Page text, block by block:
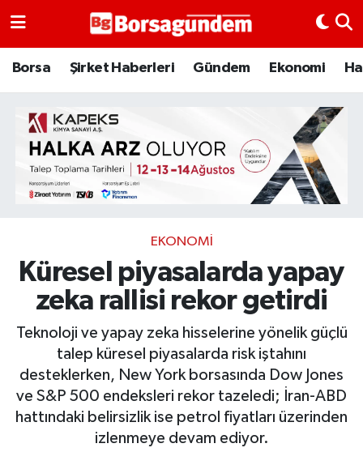
Borsa Şirket Haberleri Gündem Ekonomi
EKONOMI
Küresel piyasalarda yapay
zeka rallisi rekor getirdi
Teknoloji ve yapay zeka hisselerine yönelik güçlü
talep küresel piyasalarda risk iştahını
desteklerken, New York borsasında Dow Jones
ve S&P 500 endeksleri rekor tazeledi; İran-ABD
hattındaki belirsizlik ise petrol fiyatları üzerinden
izlenmeye devam ediyor.
Borsa
Emtia
Galeri
Bitcoin
Şirket Haberleri
Borsa Gundem
BIST 100 Isı Haritası
Coin Isı Haritası